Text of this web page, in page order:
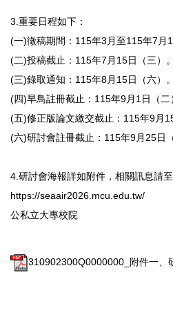
3.重要日程如下：
(一)徵稿期間：115年3月至115年7月
(二)投稿截止：115年7月15日（三）。
(三)錄取通知：115年8月15日（六）。
(四)早鳥註冊截止：115年9月1日（二
(五)修正版論文繳交截止：115年9月
(六)研討會註冊截止：115年9月25日
4.研討會海報詳如附件，相關訊息請
https://seaair2026.mcu.edu.tw/
公私立大專校院
310902300Q0000000_附件一、